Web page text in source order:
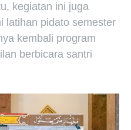
kegiatan ini juga
latihan pidato semester
kembali program
berbicara santri